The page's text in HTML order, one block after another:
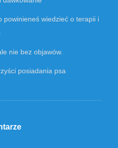
powinieneś wiedzieć o terapii i
nie bez objawów.
posiadania psa